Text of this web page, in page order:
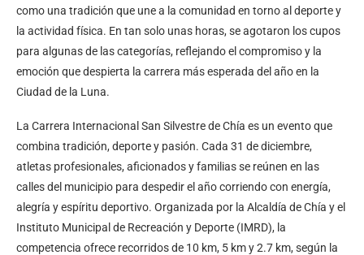
como una tradición que une a la comunidad en torno al deporte y
la actividad física. En tan solo unas horas, se agotaron los cupos
para algunas de las categorías, reflejando el compromiso y la
emoción que despierta la carrera más esperada del año en la
Ciudad de la Luna.
La Carrera Internacional San Silvestre de Chía es un evento que
combina tradición, deporte y pasión. Cada 31 de diciembre,
atletas profesionales, aficionados y familias se reúnen en las
calles del municipio para despedir el año corriendo con energía,
alegría y espíritu deportivo. Organizada por la Alcaldía de Chía y el
Instituto Municipal de Recreación y Deporte (IMRD), la
competencia ofrece recorridos de 10 km, 5 km y 2.7 km, según la